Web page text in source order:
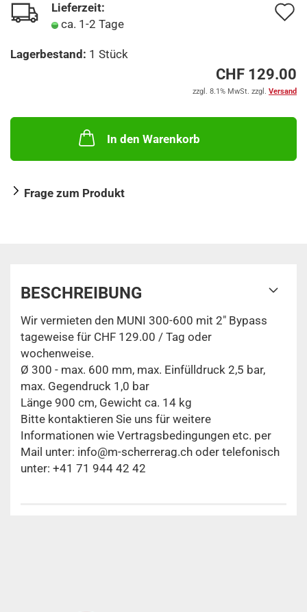
Lieferzeit:
ca. 1-2 Tage
Lagerbestand: 1 Stück
CHF 129.00
zzgl. 8.1% MwSt. zzgl. Versand
In den Warenkorb
Frage zum Produkt
BESCHREIBUNG
Wir vermieten den MUNI 300-600 mit 2" Bypass
tageweise für CHF 129.00 / Tag oder
wochenweise.
Ø 300 - max. 600 mm, max. Einfülldruck 2,5 bar,
max. Gegendruck 1,0 bar
Länge 900 cm, Gewicht ca. 14 kg
Bitte kontaktieren Sie uns für weitere
Informationen wie Vertragsbedingungen etc. per
Mail unter: info@m-scherrerag.ch oder telefonisch
unter: +41 71 944 42 42